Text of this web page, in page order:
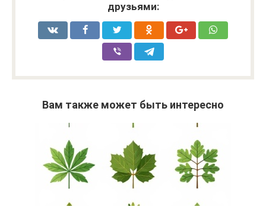
друзьями:
Вам также может быть интересно